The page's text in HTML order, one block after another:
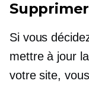
Si vous
mettre à jour
votre site,